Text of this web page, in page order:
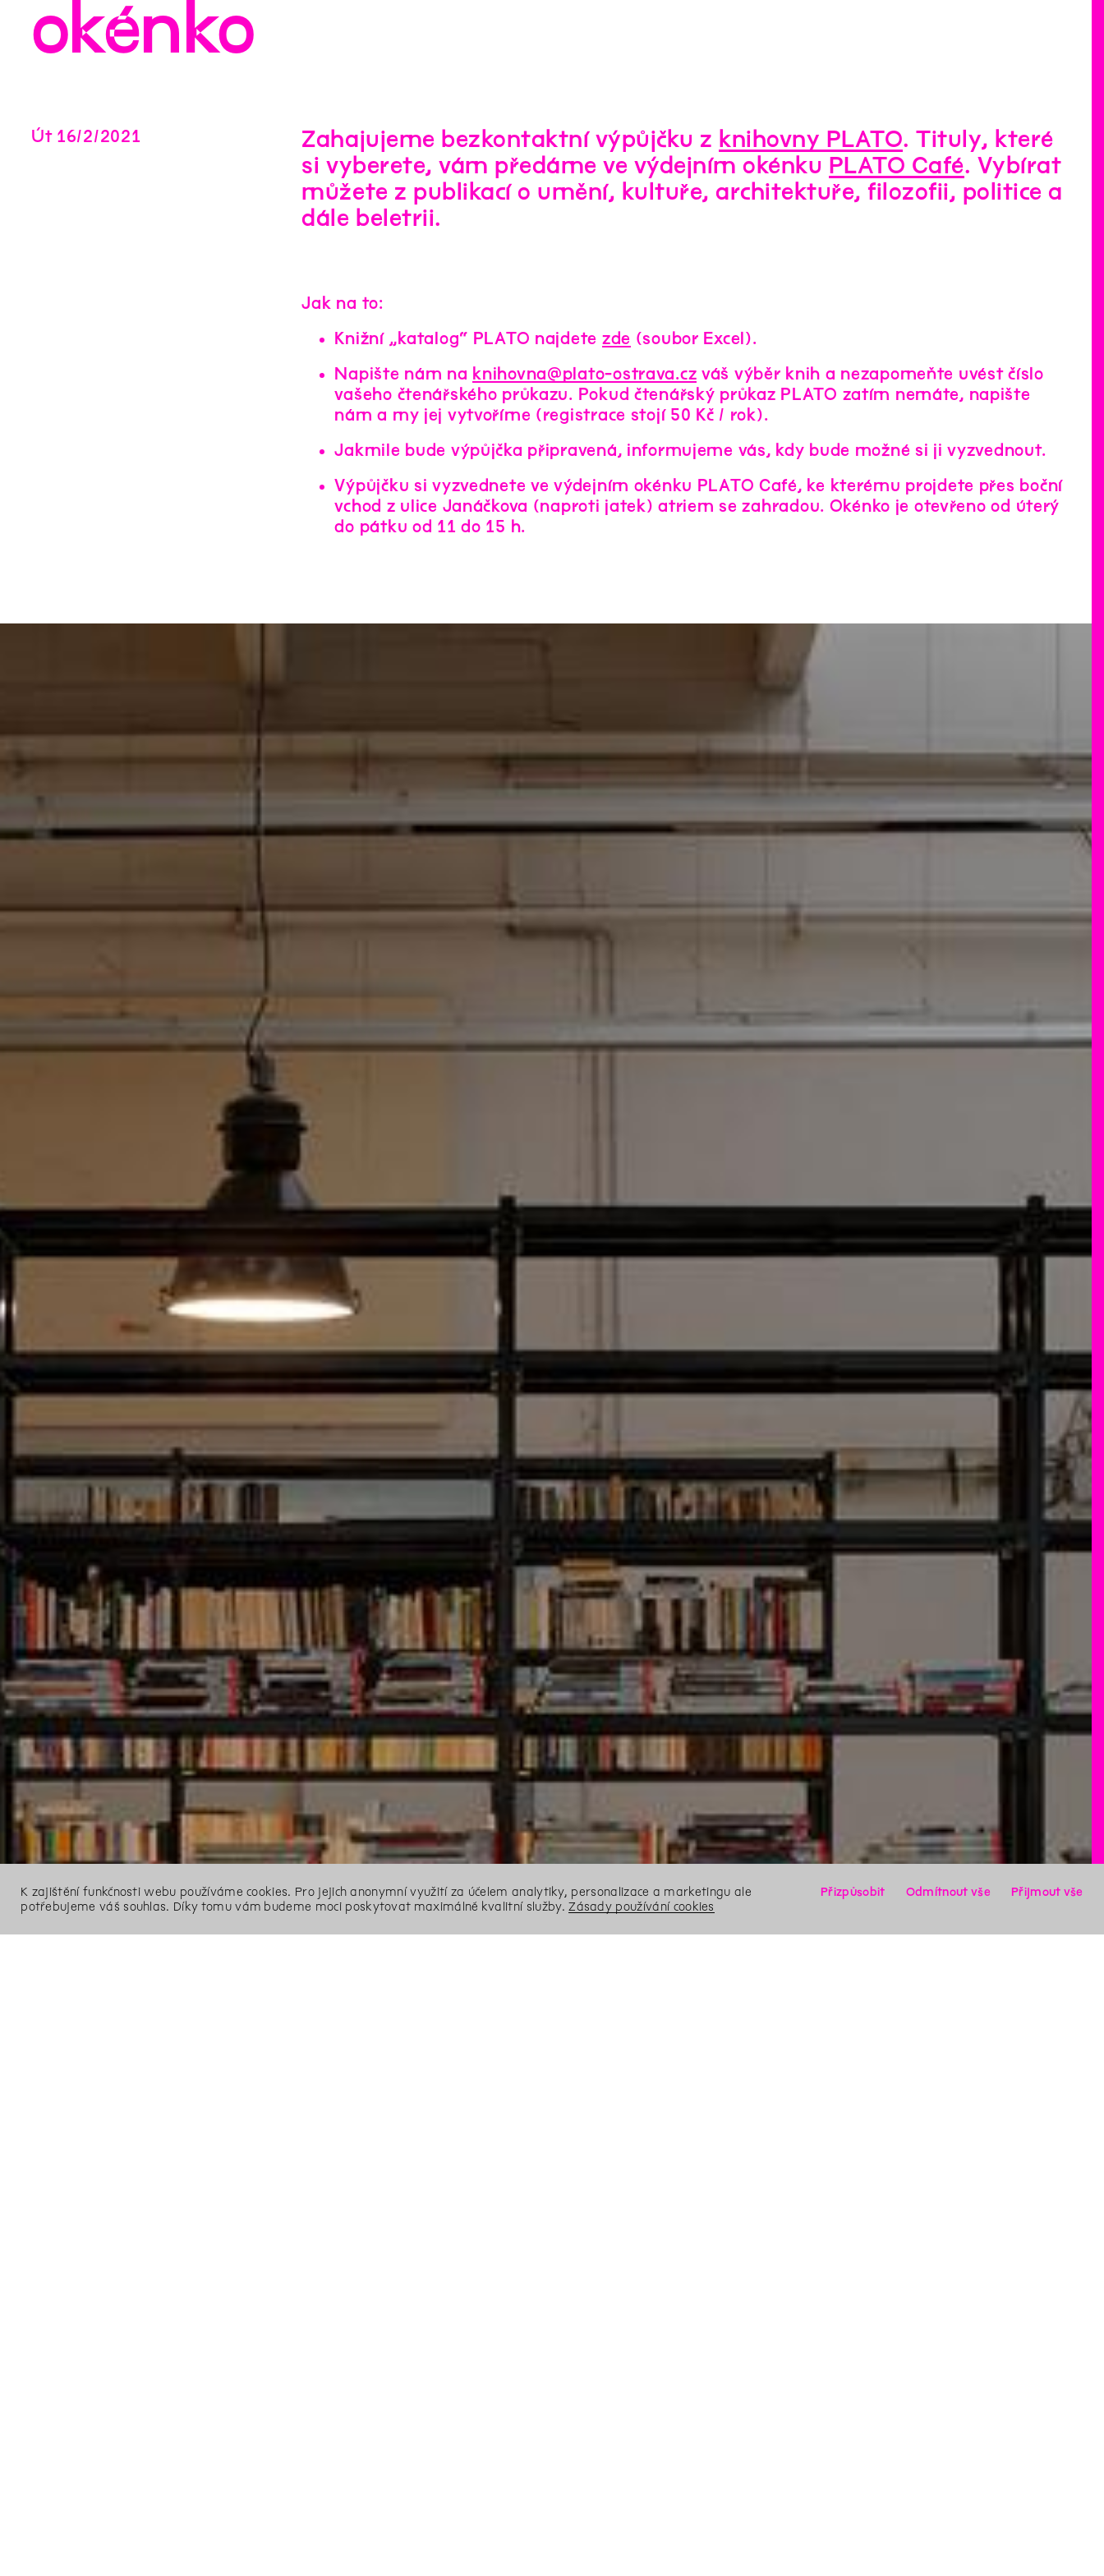
okénko
Út 16/2/2021 Zahajujeme bezkontaktní výpůjčku z knihovny PLATO. Tituly, které
si vyberete, vám předáme ve výdejním okénku PLATO Café. Vybírat
můžete z publikací o umění, kultuře, architektuře, filozofii, politice a
dále beletrii.
Jak na to:
Knižní „katalog“ PLATO najdete zde (soubor Excel).
Napište nám na knihovna@plato-ostrava.cz váš výběr knih a nezapomeňte uvést číslo
vašeho čtenářského průkazu. Pokud čtenářský průkaz PLATO zatím nemáte, napište
nám a my jej vytvoříme (registrace stojí 50 Kč / rok).
Jakmile bude výpůjčka připravená, informujeme vás, kdy bude možné si ji vyzvednout.
Výpůjčku si vyzvednete ve výdejním okénku PLATO Café, ke kterému projdete přes boční
vchod z ulice Janáčkova (naproti jatek) atriem se zahradou. Okénko je otevřeno od úterý
do pátku od 11 do 15 h.
K zajištění funkčnosti webu používáme cookies. Pro jejich anonymní využití za účelem analytiky, personalizace a marketingu ale
potřebujeme váš souhlas. Díky tomu vám budeme moci poskytovat maximálně kvalitní služby.Zásady používání cookies
Přizpůsobit Odmítnout vše Přijmout vše